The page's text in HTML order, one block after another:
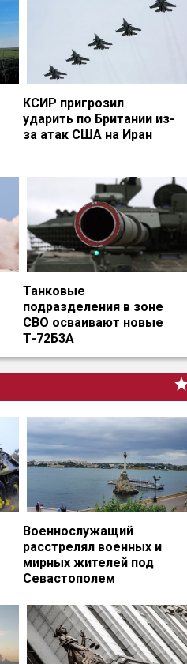
КСИР пригрозил
ударить по Британии из-
за атак США на Иран
Танковые
подразделения в зоне
СВО осваивают новые
Т-72Б3А
Военнослужащий
расстрелял военных и
мирных жителей под
Севастополем